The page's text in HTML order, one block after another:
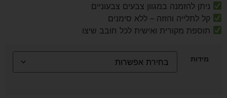
ניתן להזמנה במגוון צבעים צבעוניים
קל לתלייה והזזה – ללא סימנים
תוספת מקורית ואישית לכל חובב שיצו
מידות